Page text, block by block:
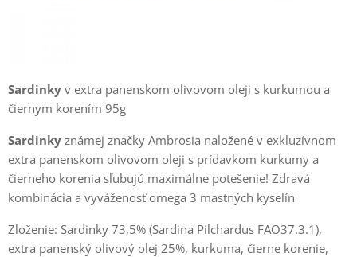
Sardinky v extra panenskom olivovom oleji s kurkumou a
čiernym korením 95g
Sardinky známej značky Ambrosia naložené v exkluzívnom
extra panenskom olivovom oleji s prídavkom kurkumy a
čierneho korenia sľubujú maximálne potešenie! Zdravá
kombinácia a vyváženosť omega 3 mastných kyselín
Zloženie: Sardinky 73,5% (Sardina Pilchardus FAO37.3.1),
extra panenský olivový olej 25%, kurkuma, čierne korenie,